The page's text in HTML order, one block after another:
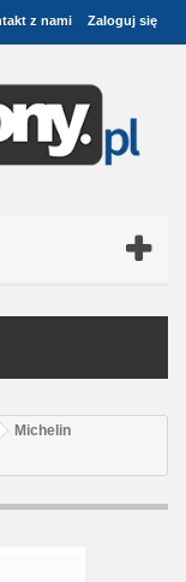
Zaloguj się
z nami
Michelin